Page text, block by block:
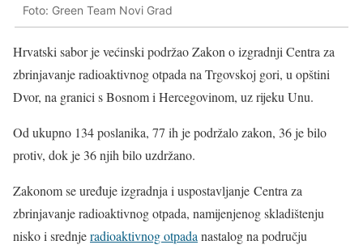
Foto: Green Team Novi Grad
Hrvatski sabor je većinski podržao Zakon o izgradnji Centra za
zbrinjavanje radioaktivnog otpada na Trgovskoj gori, u opštini
Dvor, na granici s Bosnom i Hercegovinom, uz rijeku Unu.
Od ukupno 134 poslanika, 77 ih je podržalo zakon, 36 je bilo
protiv, dok je 36 njih bilo uzdržano.
Zakonom se uređuje izgradnja i uspostavljanje Centra za
zbrinjavanje radioaktivnog otpada, namijenjenog skladištenju
nisko i srednjeradioaktivnog otpadanastalog na području